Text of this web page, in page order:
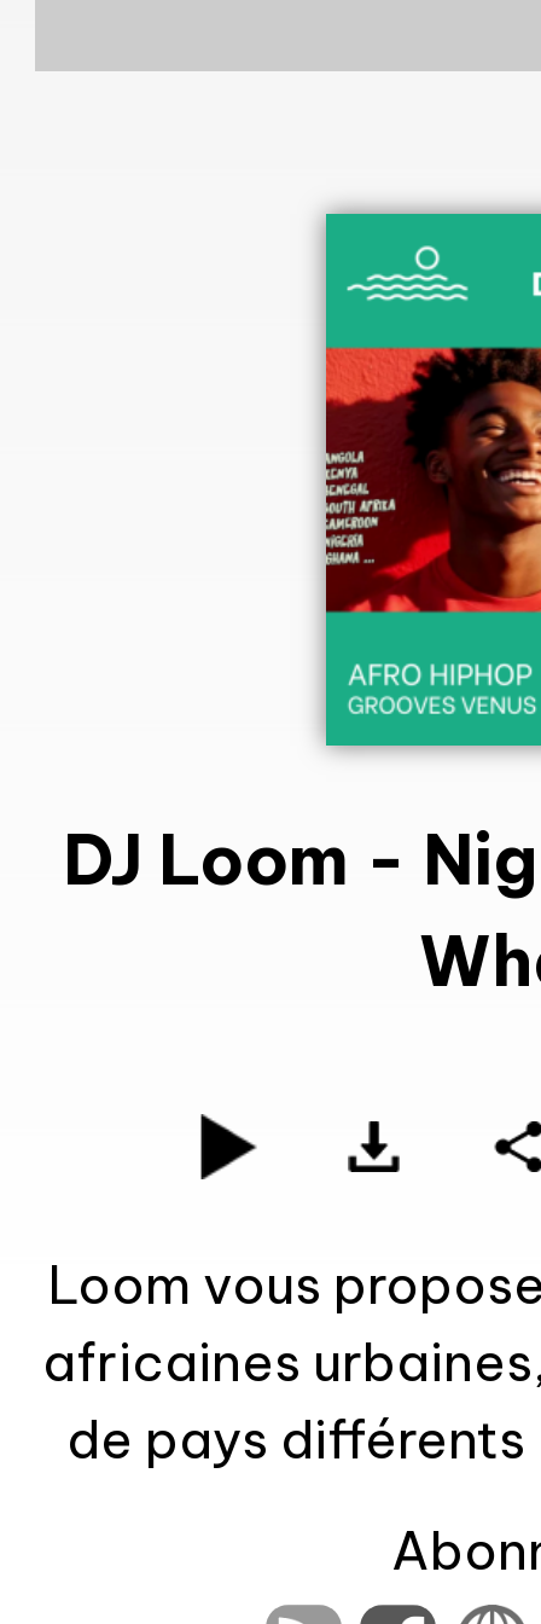
DJ Loom -
Loom vous
africaines
de pays différents
des chorales
que de